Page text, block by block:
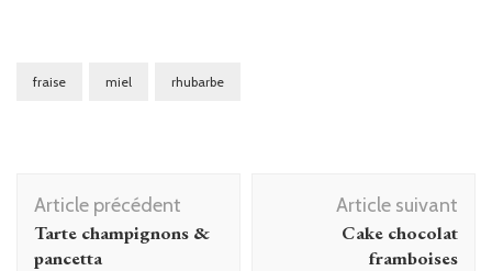
fraise miel rhubarbe
Navigation
d'article
Article précédent
Tarte champignons &
pancetta
Article suivant
Cake chocolat
framboises